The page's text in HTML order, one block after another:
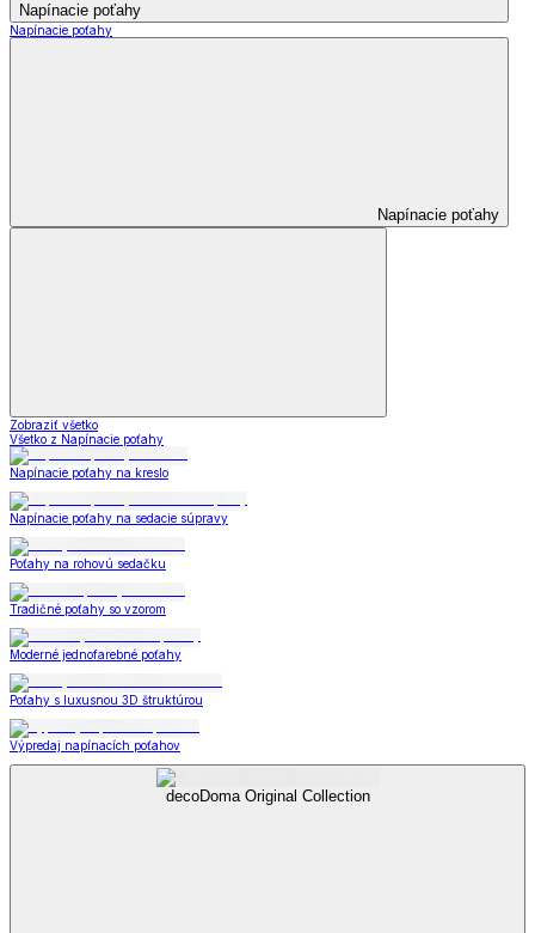
Napínacie poťahy
Napínacie poťahy
Napínacie poťahy
Zobraziť všetko
Všetko z Napínacie poťahy
Napínacie poťahy na kreslo
Napínacie poťahy na sedacie súpravy
Poťahy na rohovú sedačku
Tradičné poťahy so vzorom
Moderné jednofarebné poťahy
Poťahy s luxusnou 3D štruktúrou
Výpredaj napínacích poťahov
decoDoma Original Collection